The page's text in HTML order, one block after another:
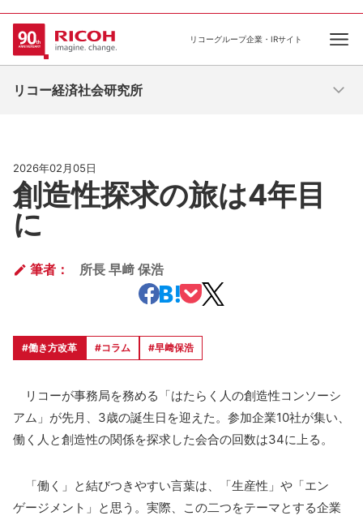
リコーグループ企業・IRサイト
リコー経済社会研究所
創造性探求の旅は4年目
に
2026年02月05日
筆者： 所長 早﨑 保浩
#働き方改革 #コラム #早﨑保浩
リコーが事務局を務める「はたらく人の創造性コンソーシ
アム」が先月、3歳の誕生日を迎えた。参加企業10社が集い、
働く人と創造性の関係を探求した会合の回数は34に上る。
「働く」と結びつきやすい言葉は、「生産性」や「エン
ゲージメント」と思う。実際、この二つをテーマとする企業